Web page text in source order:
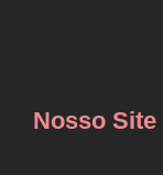
Nosso Site